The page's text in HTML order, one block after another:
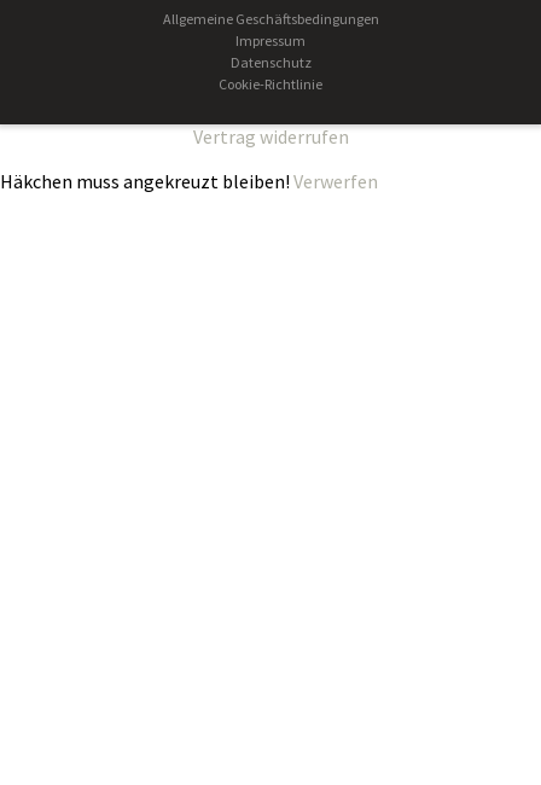
Allgemeine Geschäftsbedingungen
Impressum
Datenschutz
Cookie-Richtlinie
Vertrag widerrufen
Häkchen muss angekreuzt bleiben! Verwerfen